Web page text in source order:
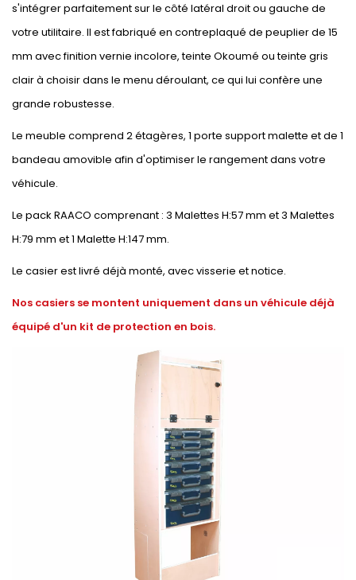
s'intégrer parfaitement sur le côté latéral droit ou gauche de
votre utilitaire. Il est fabriqué en contreplaqué de peuplier de 15
mm avec finition vernie incolore, teinte Okoumé ou teinte gris
clair à choisir dans le menu déroulant, ce qui lui confère une
grande robustesse.
Le meuble comprend 2 étagères, 1 porte support malette et de 1
bandeau amovible afin d'optimiser le rangement dans votre
véhicule.
Le pack RAACO comprenant : 3 Malettes H:57 mm et 3 Malettes
H:79 mm et 1 Malette H:147 mm.
Le casier est livré déjà monté, avec visserie et notice.
Nos casiers se montent uniquement dans un véhicule déjà
équipé d'un kit de protection en bois.